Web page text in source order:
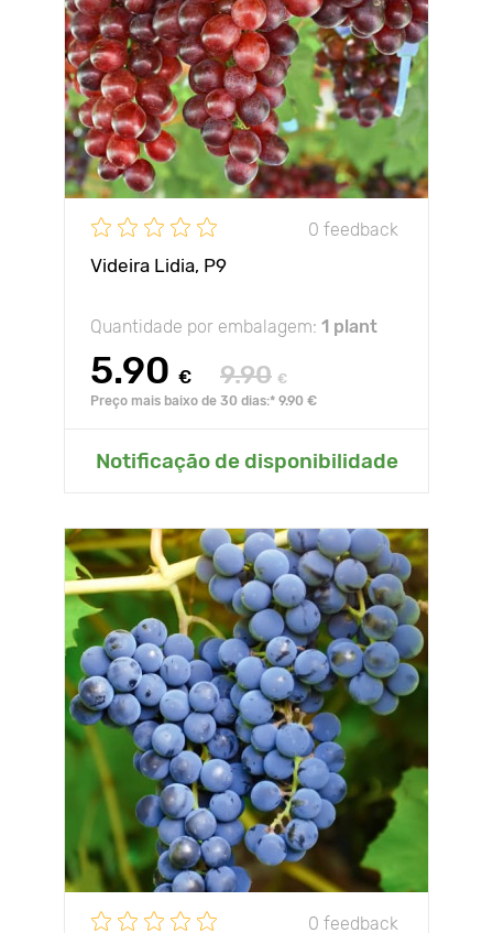
0 feedback
Videira Lidia, P9
Quantidade por embalagem: 1 plant
5.90 € 9.90 €
Preço mais baixo de 30 dias:* 9.90 €
Notificação de disponibilidade
0 feedback